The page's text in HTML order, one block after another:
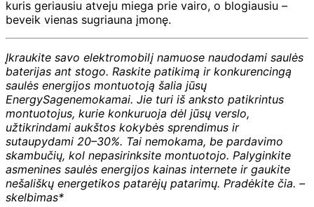
kuris geriausiu atveju miega prie vairo, o blogiausiu –
beveik vienas sugriauna įmonę.
Įkraukite savo elektromobilį namuose naudodami saulės
baterijas ant stogo. Raskite patikimą ir konkurencingą
saulės energijos montuotoją šalia jūsų
EnergySagenemokamai. Jie turi iš anksto patikrintus
montuotojus, kurie konkuruoja dėl jūsų verslo,
užtikrindami aukštos kokybės sprendimus ir
sutaupydami 20–30%. Tai nemokama, be pardavimo
skambučių, kol nepasirinksite montuotojo. Palyginkite
asmenines saulės energijos kainas internete ir gaukite
nešališkų energetikos patarėjų patarimų. Pradėkite čia. –
skelbimas*